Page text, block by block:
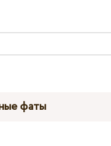
фаты